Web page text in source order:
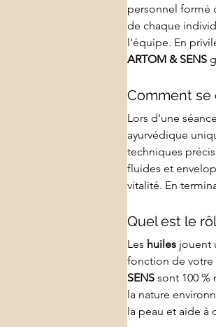
personnel formé
de chaque
l'équipe. En
ARTOM & SENS
Comment se
Lors d'une
ayurvédique
techniques
fluides et
vitalité. En
Quel est le
Les huiles jouent
fonction de votre
SENS sont 100
la nature
la peau et aide à